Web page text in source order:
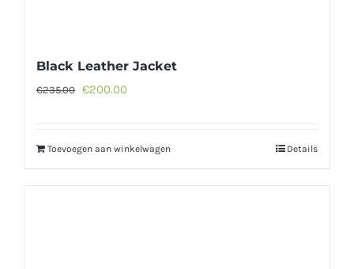
Black Leather Jacket
€235.00 Oorspronkelijke
€235.00.
€200.00
€200.00.
Toevoegen aan winkelwagen Details